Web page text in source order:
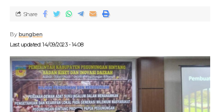
Last updated: 14/09/2023 - 14:08
By bungben
Share